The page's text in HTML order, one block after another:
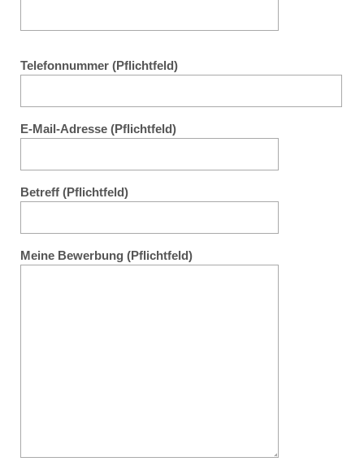
Telefonnummer (Pflichtfeld)
E-Mail-Adresse (Pflichtfeld)
Betreff (Pflichtfeld)
Meine Bewerbung (Pflichtfeld)